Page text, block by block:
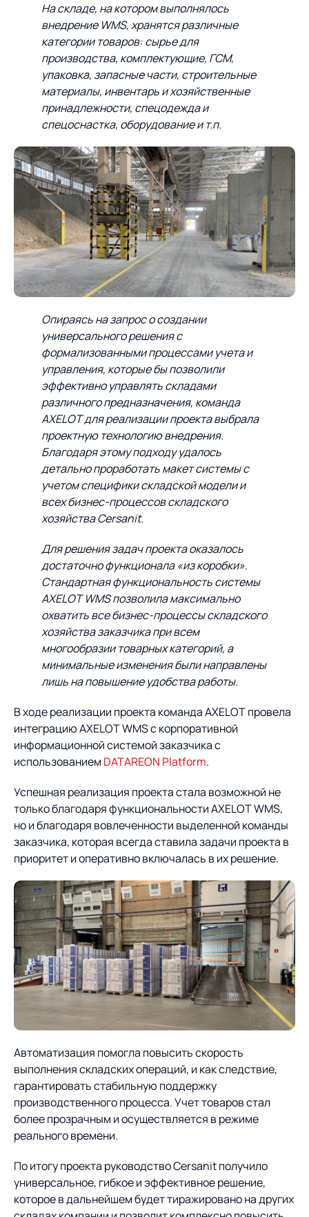
На складе, на котором выполнялось
внедрение WMS, хранятся различные
категории товаров: сырье для
производства, комплектующие, ГСМ,
упаковка, запасные части, строительные
материалы, инвентарь и хозяйственные
принадлежности, спецодежда и
спецоснастка, оборудование и т.п.
Опираясь на запрос о создании
универсального решения с
формализованными процессами учета и
управления, которые бы позволили
эффективно управлять складами
различного предназначения, команда
AXELOT для реализации проекта выбрала
проектную технологию внедрения.
Благодаря этому подходу удалось
детально проработать макет системы с
учетом специфики складской модели и
всех бизнес-процессов складского
хозяйства Cersanit.
Для решения задач проекта оказалось
достаточно функционала «из коробки».
Стандартная функциональность системы
AXELOT WMS позволила максимально
охватить все бизнес-процессы складского
хозяйства заказчика при всем
многообразии товарных категорий, а
минимальные изменения были направлены
лишь на повышение удобства работы.
В ходе реализации проекта команда AXELOT провела
интеграцию AXELOT WMS с корпоративной
информационной системой заказчика с
использованием DATAREON Platform.
Успешная реализация проекта стала возможной не
только благодаря функциональности AXELOT WMS,
но и благодаря вовлеченности выделенной команды
заказчика, которая всегда ставила задачи проекта в
приоритет и оперативно включалась в их решение.
Автоматизация помогла повысить скорость
выполнения складских операций, и как следствие,
гарантировать стабильную поддержку
производственного процесса. Учет товаров стал
более прозрачным и осуществляется в режиме
реального времени.
По итогу проекта руководство Cersanit получило
универсальное, гибкое и эффективное решение,
которое в дальнейшем будет тиражировано на других